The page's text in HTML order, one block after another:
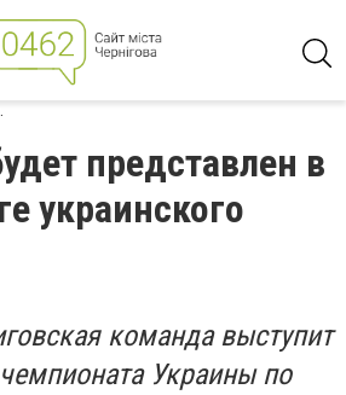
представлен в
украинского
команда выступит
Украины по